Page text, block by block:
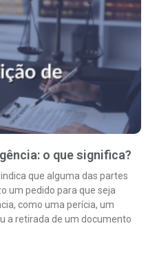
o que significa?
que alguma das partes
um pedido para que seja
como uma perícia, um
a retirada de um documento